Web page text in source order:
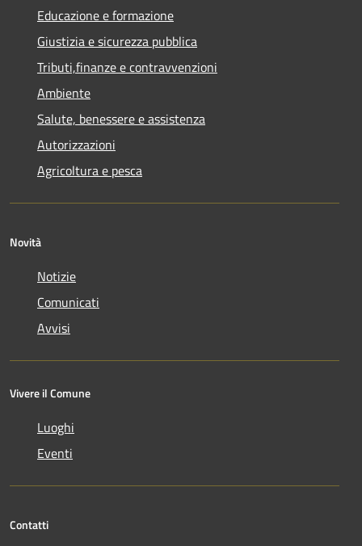
Educazione e formazione
Giustizia e sicurezza pubblica
Tributi,finanze e contravvenzioni
Ambiente
Salute, benessere e assistenza
Autorizzazioni
Agricoltura e pesca
Novità
Notizie
Comunicati
Avvisi
Vivere il Comune
Luoghi
Eventi
Contatti